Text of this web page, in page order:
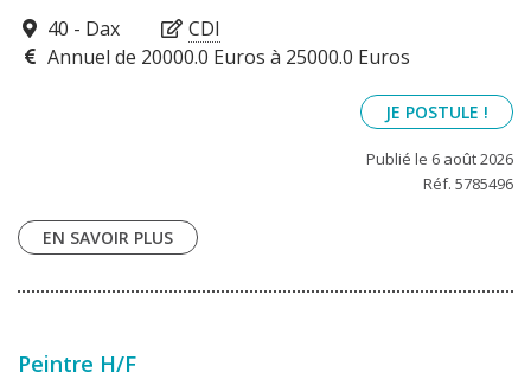
40100
40 - Dax
CDI
Annuel de 20000.0 Euros à 25000.0 Euros
JE POSTULE !
Publié le 6 août 2026
Réf. 5785496
EN SAVOIR PLUS
Peintre H/F